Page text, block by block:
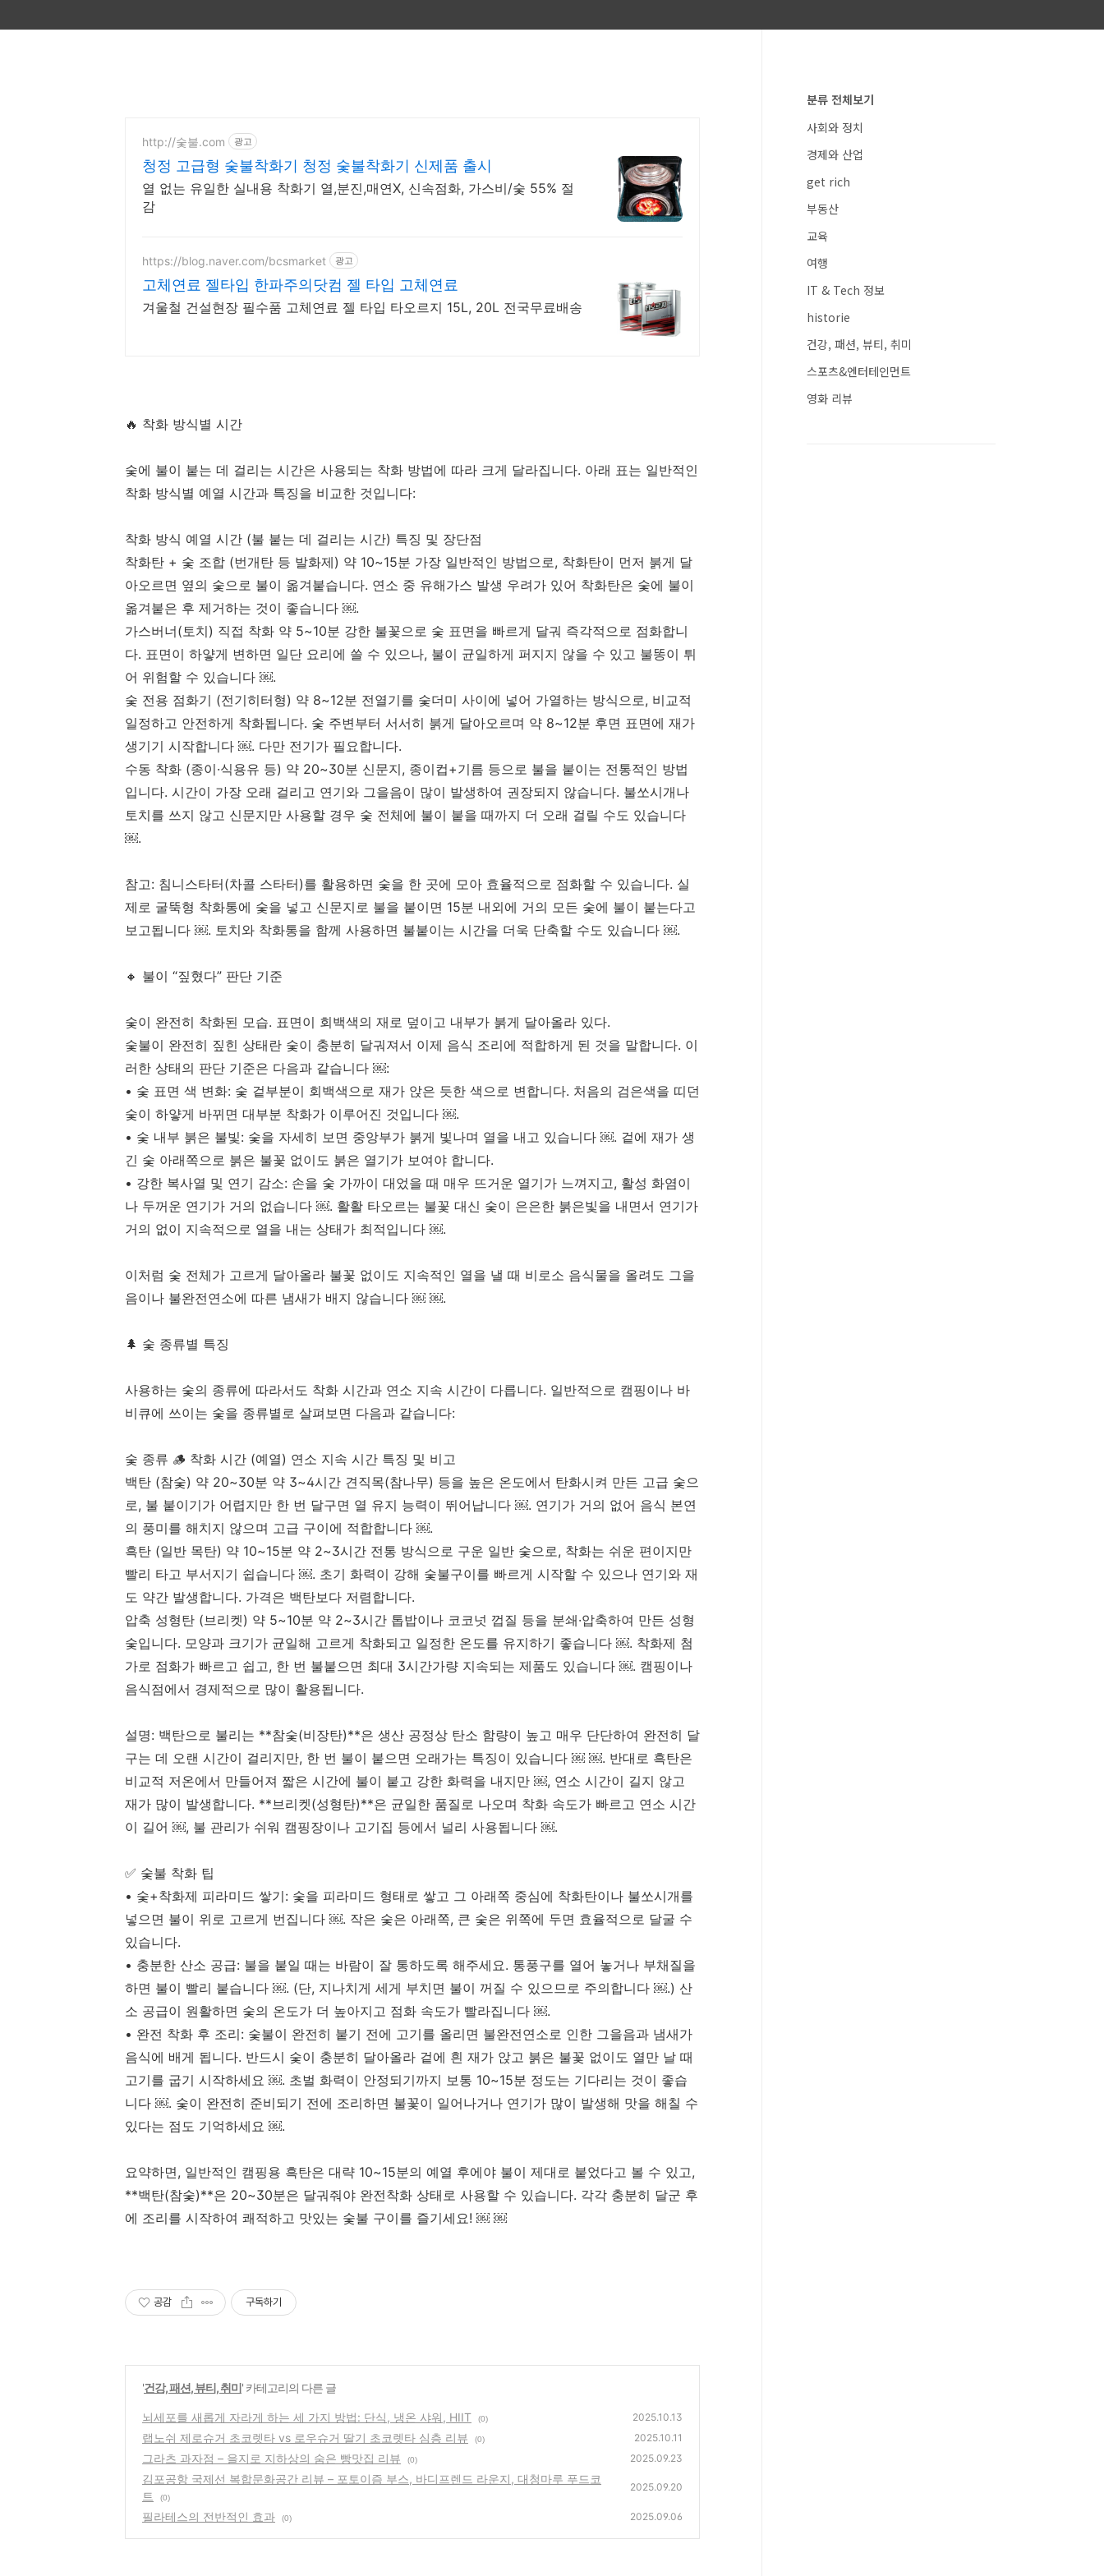
http://숯불.com 광고
청정 고급형 숯불착화기 청정 숯불착화기 신제품 출시
열 없는 유일한 실내용 착화기 열,분진,매연X, 신속점화, 가스비/숯 55% 절
감
https://blog.naver.com/bcsmarket 광고
고체연료 젤타입 한파주의닷컴 젤 타입 고체연료
겨울철 건설현장 필수품 고체연료 젤 타입 타오르지 15L, 20L 전국무료배송
🔥 착화 방식별 시간
숯에 불이 붙는 데 걸리는 시간은 사용되는 착화 방법에 따라 크게 달라집니다. 아래 표는 일반적인
착화 방식별 예열 시간과 특징을 비교한 것입니다:
착화 방식 예열 시간 (불 붙는 데 걸리는 시간) 특징 및 장단점
착화탄 + 숯 조합 (번개탄 등 발화제) 약 10~15분 가장 일반적인 방법으로, 착화탄이 먼저 붉게 달
아오르면 옆의 숯으로 불이 옮겨붙습니다. 연소 중 유해가스 발생 우려가 있어 착화탄은 숯에 불이
옮겨붙은 후 제거하는 것이 좋습니다 ￼.
가스버너(토치) 직접 착화 약 5~10분 강한 불꽃으로 숯 표면을 빠르게 달궈 즉각적으로 점화합니
다. 표면이 하얗게 변하면 일단 요리에 쓸 수 있으나, 불이 균일하게 퍼지지 않을 수 있고 불똥이 튀
어 위험할 수 있습니다 ￼.
숯 전용 점화기 (전기히터형) 약 8~12분 전열기를 숯더미 사이에 넣어 가열하는 방식으로, 비교적
일정하고 안전하게 착화됩니다. 숯 주변부터 서서히 붉게 달아오르며 약 8~12분 후면 표면에 재가
생기기 시작합니다 ￼. 다만 전기가 필요합니다.
수동 착화 (종이·식용유 등) 약 20~30분 신문지, 종이컵+기름 등으로 불을 붙이는 전통적인 방법
입니다. 시간이 가장 오래 걸리고 연기와 그을음이 많이 발생하여 권장되지 않습니다. 불쏘시개나
토치를 쓰지 않고 신문지만 사용할 경우 숯 전체에 불이 붙을 때까지 더 오래 걸릴 수도 있습니다
￼.
참고: 침니스타터(차콜 스타터)를 활용하면 숯을 한 곳에 모아 효율적으로 점화할 수 있습니다. 실
제로 굴뚝형 착화통에 숯을 넣고 신문지로 불을 붙이면 15분 내외에 거의 모든 숯에 불이 붙는다고
보고됩니다 ￼. 토치와 착화통을 함께 사용하면 불붙이는 시간을 더욱 단축할 수도 있습니다 ￼.
🔸 불이 “짚혔다” 판단 기준
숯이 완전히 착화된 모습. 표면이 회백색의 재로 덮이고 내부가 붉게 달아올라 있다.
숯불이 완전히 짚힌 상태란 숯이 충분히 달궈져서 이제 음식 조리에 적합하게 된 것을 말합니다. 이
러한 상태의 판단 기준은 다음과 같습니다 ￼:
• 숯 표면 색 변화: 숯 겉부분이 회백색으로 재가 앉은 듯한 색으로 변합니다. 처음의 검은색을 띠던
숯이 하얗게 바뀌면 대부분 착화가 이루어진 것입니다 ￼.
• 숯 내부 붉은 불빛: 숯을 자세히 보면 중앙부가 붉게 빛나며 열을 내고 있습니다 ￼. 겉에 재가 생
긴 숯 아래쪽으로 붉은 불꽃 없이도 붉은 열기가 보여야 합니다.
• 강한 복사열 및 연기 감소: 손을 숯 가까이 대었을 때 매우 뜨거운 열기가 느껴지고, 활성 화염이
나 두꺼운 연기가 거의 없습니다 ￼. 활활 타오르는 불꽃 대신 숯이 은은한 붉은빛을 내면서 연기가
거의 없이 지속적으로 열을 내는 상태가 최적입니다 ￼.
이처럼 숯 전체가 고르게 달아올라 불꽃 없이도 지속적인 열을 낼 때 비로소 음식물을 올려도 그을
음이나 불완전연소에 따른 냄새가 배지 않습니다 ￼ ￼.
🌲 숯 종류별 특징
사용하는 숯의 종류에 따라서도 착화 시간과 연소 지속 시간이 다릅니다. 일반적으로 캠핑이나 바
비큐에 쓰이는 숯을 종류별로 살펴보면 다음과 같습니다:
숯 종류 🪵 착화 시간 (예열) 연소 지속 시간 특징 및 비고
백탄 (참숯) 약 20~30분 약 3~4시간 견직목(참나무) 등을 높은 온도에서 탄화시켜 만든 고급 숯으
로, 불 붙이기가 어렵지만 한 번 달구면 열 유지 능력이 뛰어납니다 ￼. 연기가 거의 없어 음식 본연
의 풍미를 해치지 않으며 고급 구이에 적합합니다 ￼.
흑탄 (일반 목탄) 약 10~15분 약 2~3시간 전통 방식으로 구운 일반 숯으로, 착화는 쉬운 편이지만
빨리 타고 부서지기 쉽습니다 ￼. 초기 화력이 강해 숯불구이를 빠르게 시작할 수 있으나 연기와 재
도 약간 발생합니다. 가격은 백탄보다 저렴합니다.
압축 성형탄 (브리켓) 약 5~10분 약 2~3시간 톱밥이나 코코넛 껍질 등을 분쇄·압축하여 만든 성형
숯입니다. 모양과 크기가 균일해 고르게 착화되고 일정한 온도를 유지하기 좋습니다 ￼. 착화제 첨
가로 점화가 빠르고 쉽고, 한 번 불붙으면 최대 3시간가량 지속되는 제품도 있습니다 ￼. 캠핑이나
음식점에서 경제적으로 많이 활용됩니다.
설명: 백탄으로 불리는 **참숯(비장탄)**은 생산 공정상 탄소 함량이 높고 매우 단단하여 완전히 달
구는 데 오랜 시간이 걸리지만, 한 번 불이 붙으면 오래가는 특징이 있습니다 ￼ ￼. 반대로 흑탄은
비교적 저온에서 만들어져 짧은 시간에 불이 붙고 강한 화력을 내지만 ￼, 연소 시간이 길지 않고
재가 많이 발생합니다. **브리켓(성형탄)**은 균일한 품질로 나오며 착화 속도가 빠르고 연소 시간
이 길어 ￼, 불 관리가 쉬워 캠핑장이나 고기집 등에서 널리 사용됩니다 ￼.
✅ 숯불 착화 팁
• 숯+착화제 피라미드 쌓기: 숯을 피라미드 형태로 쌓고 그 아래쪽 중심에 착화탄이나 불쏘시개를
넣으면 불이 위로 고르게 번집니다 ￼. 작은 숯은 아래쪽, 큰 숯은 위쪽에 두면 효율적으로 달굴 수
있습니다.
• 충분한 산소 공급: 불을 붙일 때는 바람이 잘 통하도록 해주세요. 통풍구를 열어 놓거나 부채질을
하면 불이 빨리 붙습니다 ￼. (단, 지나치게 세게 부치면 불이 꺼질 수 있으므로 주의합니다 ￼.) 산
소 공급이 원활하면 숯의 온도가 더 높아지고 점화 속도가 빨라집니다 ￼.
• 완전 착화 후 조리: 숯불이 완전히 붙기 전에 고기를 올리면 불완전연소로 인한 그을음과 냄새가
음식에 배게 됩니다. 반드시 숯이 충분히 달아올라 겉에 흰 재가 앉고 붉은 불꽃 없이도 열만 날 때
고기를 굽기 시작하세요 ￼. 초벌 화력이 안정되기까지 보통 10~15분 정도는 기다리는 것이 좋습
니다 ￼. 숯이 완전히 준비되기 전에 조리하면 불꽃이 일어나거나 연기가 많이 발생해 맛을 해칠 수
있다는 점도 기억하세요 ￼.
요약하면, 일반적인 캠핑용 흑탄은 대략 10~15분의 예열 후에야 불이 제대로 붙었다고 볼 수 있고,
**백탄(참숯)**은 20~30분은 달궈줘야 완전착화 상태로 사용할 수 있습니다. 각각 충분히 달군 후
에 조리를 시작하여 쾌적하고 맛있는 숯불 구이를 즐기세요! ￼ ￼
공감 구독하기
'건강, 패션, 뷰티, 취미' 카테고리의 다른 글
뇌세포를 새롭게 자라게 하는 세 가지 방법: 단식, 냉온 샤워, HIIT (0) 2025.10.13
랩노쉬 제로슈거 초코렛타 vs 로우슈거 딸기 초코렛타 심층 리뷰 (0) 2025.10.11
그라츠 과자점 – 을지로 지하상의 숨은 빵맛집 리뷰 (0) 2025.09.23
김포공항 국제선 복합문화공간 리뷰 – 포토이즘 부스, 바디프렌드 라운지, 대청마루 푸드코
트
(0)
2025.09.20
필라테스의 전반적인 효과 (0) 2025.09.06
분류 전체보기
사회와 정치
경제와 산업
get rich
부동산
교육
여행
IT & Tech 정보
historie
건강, 패션, 뷰티, 취미
스포츠&엔터테인먼트
영화 리뷰